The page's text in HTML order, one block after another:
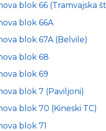
blok 66 (Tramvajska
blok 66A
blok 67A (Belvile)
blok 68
blok 69
blok 7 (Paviljoni)
blok 70 (Kineski TC)
blok 71